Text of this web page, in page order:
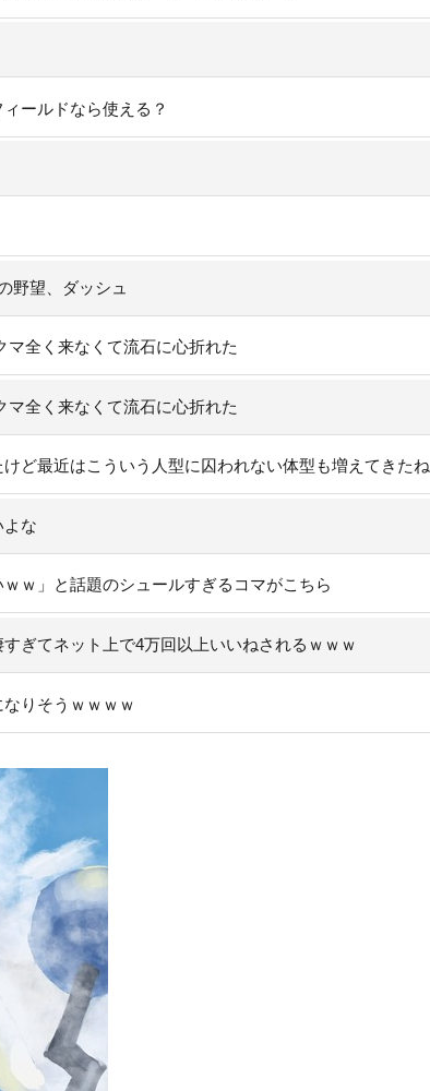
ールドなら使える？
野望、ダッシュ
マ全く来なくて流石に心折れた
マ全く来なくて流石に心折れた
ど最近はこういう人型に囚われない体型も増えてきたね
よな
ｗ」と話題のシュールすぎるコマがこちら
ぎてネット上で4万回以上いいねされるｗｗｗ
りそうｗｗｗｗ